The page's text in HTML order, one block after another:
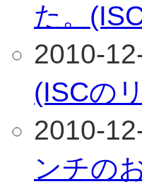
た。
2010-
(ISCの
2010-
ンチの